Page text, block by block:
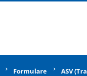
Formulare ASV